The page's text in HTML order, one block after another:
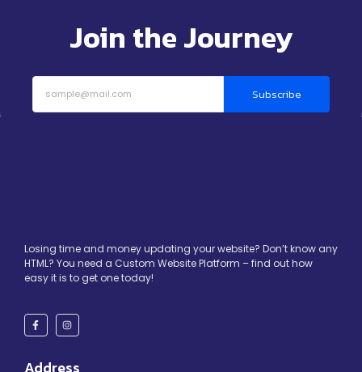
Join the Journey
Subscribe
Losing time and money updating your website? Don’t know any
HTML? You need a Custom Website Platform – find out how
easy it is to get one today!